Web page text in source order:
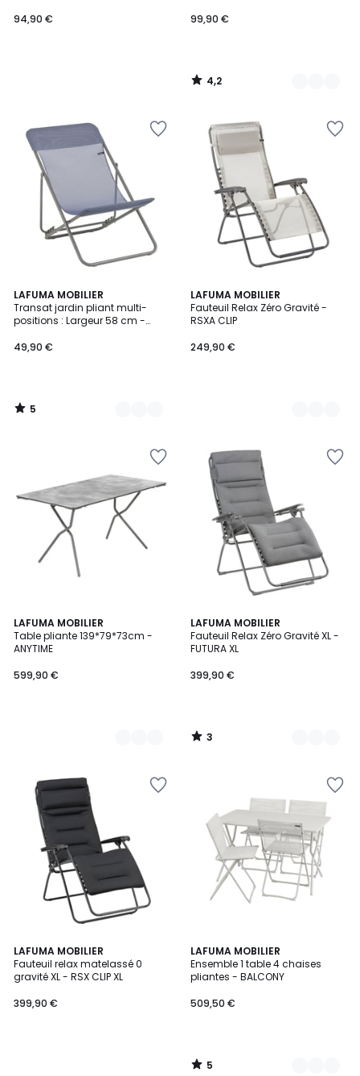
94,90 €
99,90 €
4,2
/
LAFUMA MOBILIER
Transat jardin pliant multi-
positions : Largeur 58 cm -
49,90 €
5
/
5
6
Couleurs
5
/
LAFUMA MOBILIER
Fauteuil Relax Zéro Gravité -
RSXA CLIP
249,90 €
4
Couleurs
LAFUMA MOBILIER
Table pliante 139*79*73cm -
ANYTIME
599,90 €
2
Couleurs
LAFUMA MOBILIER
Fauteuil Relax Zéro Gravité XL -
FUTURA XL
399,90 €
3
/
5
5
Couleurs
3
/
LAFUMA MOBILIER
Fauteuil relax matelassé 0
gravité XL - RSX CLIP XL
399,90 €
LAFUMA MOBILIER
Ensemble 1 table 4 chaises
pliantes - BALCONY
509,50 €
5
/
5
3
Couleurs
5
/